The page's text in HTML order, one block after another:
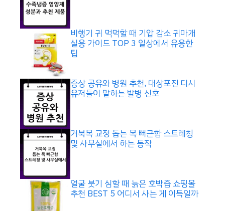
비행기 귀 먹먹할 때 기압 감소 귀마개
실용 가이드 TOP 3 일상에서 유용한
팁
증상 공유와 병원 추천, 대상포진 디시
유저들이 말하는 발병 신호
거북목 교정 돕는 목 뻐근함 스트레칭
및 사무실에서 하는 동작
얼굴 붓기 심할 때 늙은 호박즙 쇼핑몰
추천 BEST 5 어디서 사는 게 이득일까